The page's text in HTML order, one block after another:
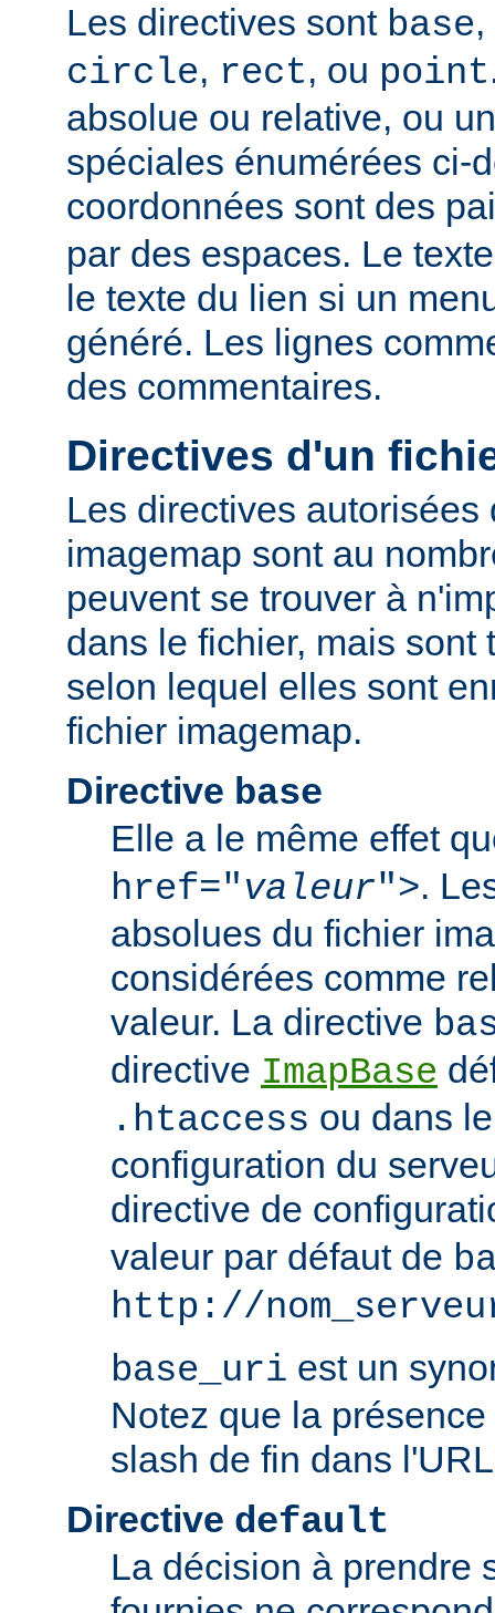
Les directives sont base,
circle, rect, ou point
absolue ou relative, ou
spéciales énumérées ci-
coordonnées sont des
par des espaces. Le
le texte du lien si un
généré. Les lignes
des commentaires.
Directives d'un
Les directives autorisées
imagemap sont au
peuvent se trouver à
dans le fichier, mais sont
selon lequel elles sont
fichier imagemap.
Directive base
Elle a le même effet
href="valeur">.
absolues du fichier
considérées comme
valeur. La directive
directive ImapBase
.htaccess ou dans
configuration du
directive de
valeur par défaut de
http://
base_uri est un
Notez que la
slash de fin dans
Directive default
La décision à prendre